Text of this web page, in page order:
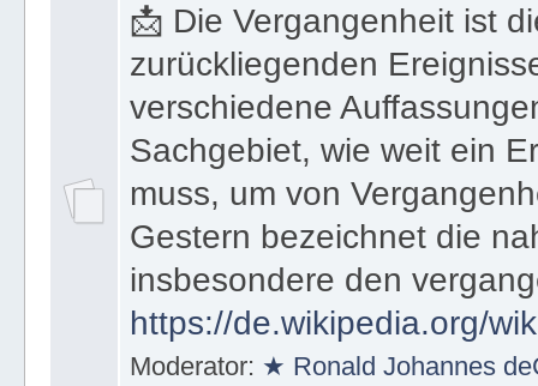
📩 Die Vergangenheit ist
zurückliegenden
verschiedene
Sachgebiet, wie weit ein
muss, um von
Gestern bezeichnet die
insbesondere den
https://de.wikipedia.org/
Moderator: ★ Ronald Johannes